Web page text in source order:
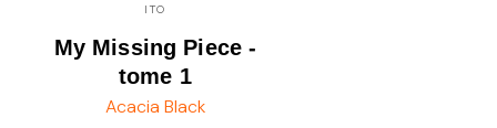
ITO
My Missing Piece -
tome 1
Acacia Black